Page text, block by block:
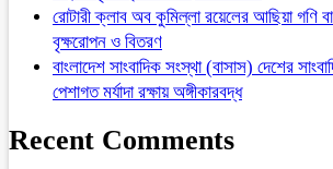
রোটারী ক্লাব অব কুমিল্লা রয়েলের আছিয়া গণি
বৃক্ষরোপন ও বিতরণ
বাংলাদেশ সাংবাদিক সংস্থা (বাসাস) দেশের
পেশাগত মর্যাদা রক্ষায় অঙ্গীকারবদ্ধ
Recent Comments